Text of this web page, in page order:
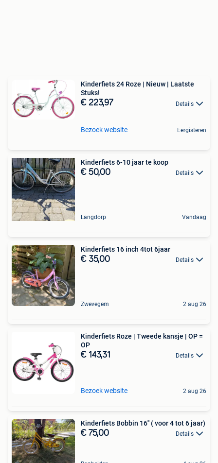
Kinderfiets 24 Roze | Nieuw | Laatste
Stuks!
€ 223,97 Details
Bezoek website Eergisteren
Kinderfiets 6-10 jaar te koop
€ 50,00 Details
Langdorp Vandaag
Kinderfiets 16 inch 4tot 6jaar
€ 35,00 Details
Zwevegem 2 aug 26
Kinderfiets Roze | Tweede kansje | OP =
OP
€ 143,31 Details
Bezoek website 2 aug 26
Kinderfiets Bobbin 16'' ( voor 4 tot 6 jaar)
€ 75,00 Details